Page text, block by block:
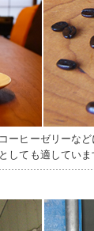
ーヒーゼリーな
ても適していま